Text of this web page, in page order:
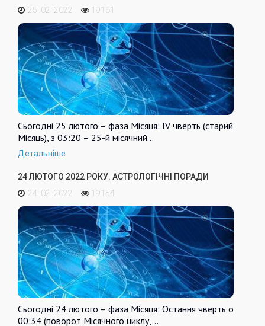
25. 02. 2022
19161
Сьогодні 25 лютого – фаза Місяця: IV чверть (старий
Місяць), з 03:20 – 25-й місячний…
Детальніше
24 ЛЮТОГО 2022 РОКУ. АСТРОЛОГІЧНІ ПОРАДИ
24. 02. 2022
19154
Сьогодні 24 лютого – фаза Місяця: Остання чверть о
00:34 (поворот Місячного циклу,…